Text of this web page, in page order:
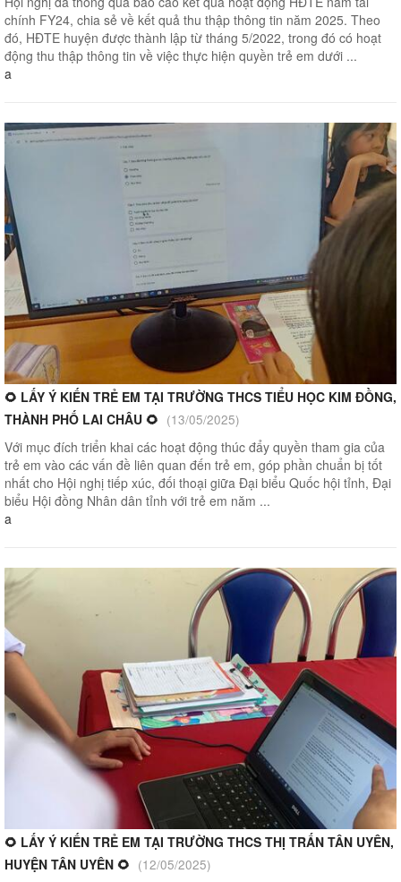
chính FY24, chia sẻ về kết quả thu thập thông tin năm 2025. Theo
đó, HĐTE huyện được thành lập từ tháng 5/2022, trong đó có hoạt
động thu thập thông tin về việc thực hiện quyền trẻ em dưới ...
a
🌻 LẤY Ý KIẾN TRẺ EM TẠI TRƯỜNG THCS TIỂU HỌC KIM ĐỒNG,
THÀNH PHỐ LAI CHÂU 🌻 (13/05/2025)
Với mục đích triển khai các hoạt động thúc đẩy quyền tham gia của
trẻ em vào các vấn đề liên quan đến trẻ em, góp phần chuẩn bị tốt
nhất cho Hội nghị tiếp xúc, đối thoại giữa Đại biểu Quốc hội tỉnh, Đại
biểu Hội đồng Nhân dân tỉnh với trẻ em năm ...
a
🌻 LẤY Ý KIẾN TRẺ EM TẠI TRƯỜNG THCS THỊ TRẤN TÂN UYÊN,
HUYỆN TÂN UYÊN 🌻 (12/05/2025)